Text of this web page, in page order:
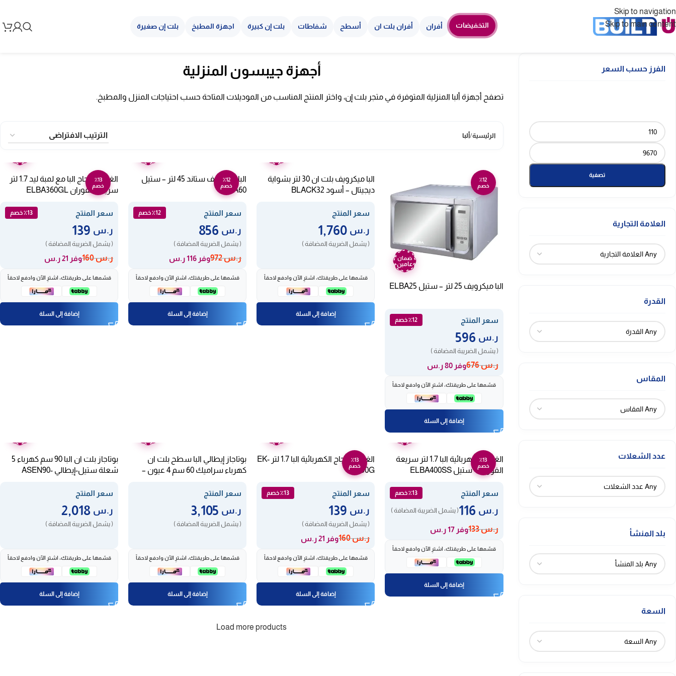
Skip to navigation
Skip to main content
التخفيضات أفران أفران بلت ان أسطح شفاطات بلت إن كبيرة اجهزة المطبخ بلت إن صغيرة
الفرز حسب السعر
تصفية
العلامة التجارية
القدرة
المقاس
عدد الشعلات
بلد المنشأ
السعة
أجهزة جيبسون المنزلية
تصفح أجهزة ألبا المنزلية المتوفرة في متجر بلت إن، واختر المنتج المناسب من الموديلات المتاحة حسب احتياجات المنزل والمطبخ.
الرئيسية/ألبا
٪12
خصم
ضمان
عامين
البا ميكرويف 25 لتر – ستيل ELBA25
سعر المنتج ٪12 خصم
ر.س
( يشمل الضريبة المضافة )
ر.س676 وفر 80 ر.س
قسّمها على طريقتك، اشترِ الآن وادفع لاحقاً
إضافة إلى السلة
البا ميكرويف بلت ان 30 لتر بشواية
ديجيتال – أسود BLACK32
سعر المنتج
ر.س
( يشمل الضريبة المضافة )
قسّمها على طريقتك، اشترِ الآن وادفع لاحقاً
إضافة إلى السلة
٪12
خصم
البا ميكرويف ستاند 45 لتر – ستيل
ELBA60
سعر المنتج ٪12 خصم
ر.س
( يشمل الضريبة المضافة )
ر.س972 وفر 116 ر.س
قسّمها على طريقتك، اشترِ الآن وادفع لاحقاً
إضافة إلى السلة
٪13
خصم
الغلاية الزجاج البا مع لمبة ليد 1.7 لتر
سريعة الفوران ELBA360GL
سعر المنتج ٪13 خصم
ر.س
( يشمل الضريبة المضافة )
ر.س160 وفر 21 ر.س
قسّمها على طريقتك، اشترِ الآن وادفع لاحقاً
إضافة إلى السلة
٪13
خصم
الغلاية الكهربائية البا 1.7 لتر سريعة
الفوران – ستيل ELBA400SS
سعر المنتج ٪13 خصم
ر.س ( يشمل الضريبة المضافة )
ر.س133 وفر 17 ر.س
قسّمها على طريقتك، اشترِ الآن وادفع لاحقاً
إضافة إلى السلة
٪13
خصم
الغلايه الزجاج الكهربائية البا 1.7 لتر EK-
190G
سعر المنتج ٪13 خصم
ر.س
( يشمل الضريبة المضافة )
ر.س160 وفر 21 ر.س
قسّمها على طريقتك، اشترِ الآن وادفع لاحقاً
إضافة إلى السلة
بوتاجاز إيطالي البا سطح بلت ان
كهرباء سراميك 60 سم 4 عيون –
سعر المنتج
ر.س
( يشمل الضريبة المضافة )
قسّمها على طريقتك، اشترِ الآن وادفع لاحقاً
إضافة إلى السلة
بوتاجاز بلت ان البا 90 سم كهرباء 5
شعلة ستيل-إيطالي ASEN90-
سعر المنتج
ر.س
( يشمل الضريبة المضافة )
قسّمها على طريقتك، اشترِ الآن وادفع لاحقاً
إضافة إلى السلة
Load more products